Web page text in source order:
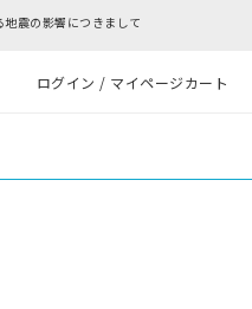
つきまして
ログイン / マイページカート